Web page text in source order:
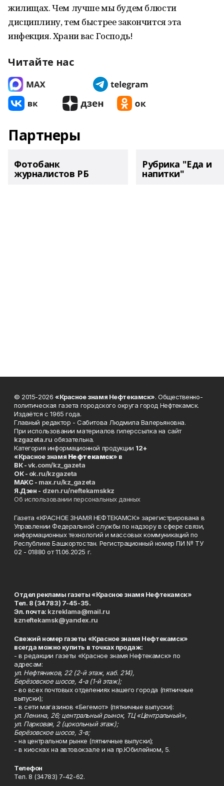
жилищах. Чем лучше мы будем блюсти
дисциплину, тем быстрее закончится эта
инфекция. Храни вас Господь!
Читайте нас
Партнеры
Фотобанк
журналистов РБ
Рубрика "Еда и
напитки"
© 2015-2026 «Красное знамя Нефтекамск». Общественно-
политическая газета городского округа город Нефтекамск.
Издаётся с 1965 года.
Главный редактор - Сабитова Людмила Валерьяновна.
При использовании материалов гиперссылка на сайт
kzgazeta.ru обязательна.
Категория информационной продукции 12+
«Красное знамя Нефтекамск» в
ВК -vk.com/kz_gazeta
ОК - ok.ru/kzgazeta
MAKC - max.ru/kz_gazeta
Я.Дзен - dzen.ru/neftekamskkz
Об использовании персональных данных
Газета «КРАСНОЕ ЗНАМЯ НЕФТЕКАМСК» зарегистрирована в
Управлении Федеральной службы по надзору в сфере связи,
информационных технологий и массовых коммуникаций по
Республике Башкортостан. Регистрационный номер ПИ № ТУ
02 - 01880 от 11.06.2025 г.
Отдел рекламы газеты «Красное знамя Нефтекамск»
Тел. 8 (34783) 7-45-35.
Эл. почта: kzreklama@mail.ru
kzneftekamsk@yandex.ru
Свежий номер газеты «Красное знамя Нефтекамск»
всегда можно купить в точках продаж:
- в редакции газеты «Красное знамя Нефтекамск» по
адресам:
ул. Нефтяников, 22 (2-й этаж, каб. 214),
Берёзовское шоссе, 4-а (1-й этаж);
- во всех почтовых отделениях нашего города (пятничные
выпуски);
- в сети магазинов «Бегемот» (пятничные выпуски):
ул. Ленина, 26; центральный рынок, ТЦ «Центральный»,
ул. Парковая, 2 (цокольный этаж);
Берёзовское шоссе, 3-в;
- на центральном рынке (пятничные выпуски);
- в киосках на автовокзале и на пр.Юбилейном, 5.
Телефон
Тел. 8 (34783) 7-42-62.